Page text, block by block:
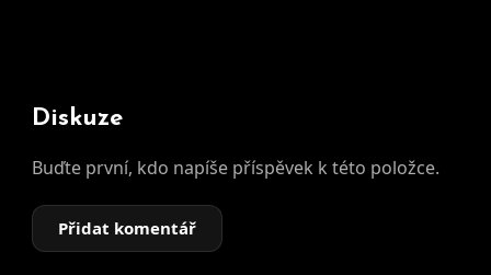
Diskuze
Buďte první, kdo napíše příspěvek k této položce.
Přidat komentář